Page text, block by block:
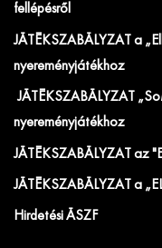
fellépésről
JÁTÉKSZABÁLYZAT a
nyereményjátékhoz
JÁTÉKSZABÁLYZAT
nyereményjátékhoz
JÁTÉKSZABÁLYZAT az
JÁTÉKSZABÁLYZAT a
Hirdetési ÁSZF